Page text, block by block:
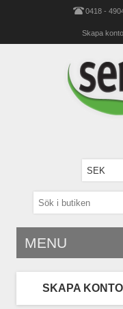
0418 -
Skapa konto
MENU
SKAPA KONTO